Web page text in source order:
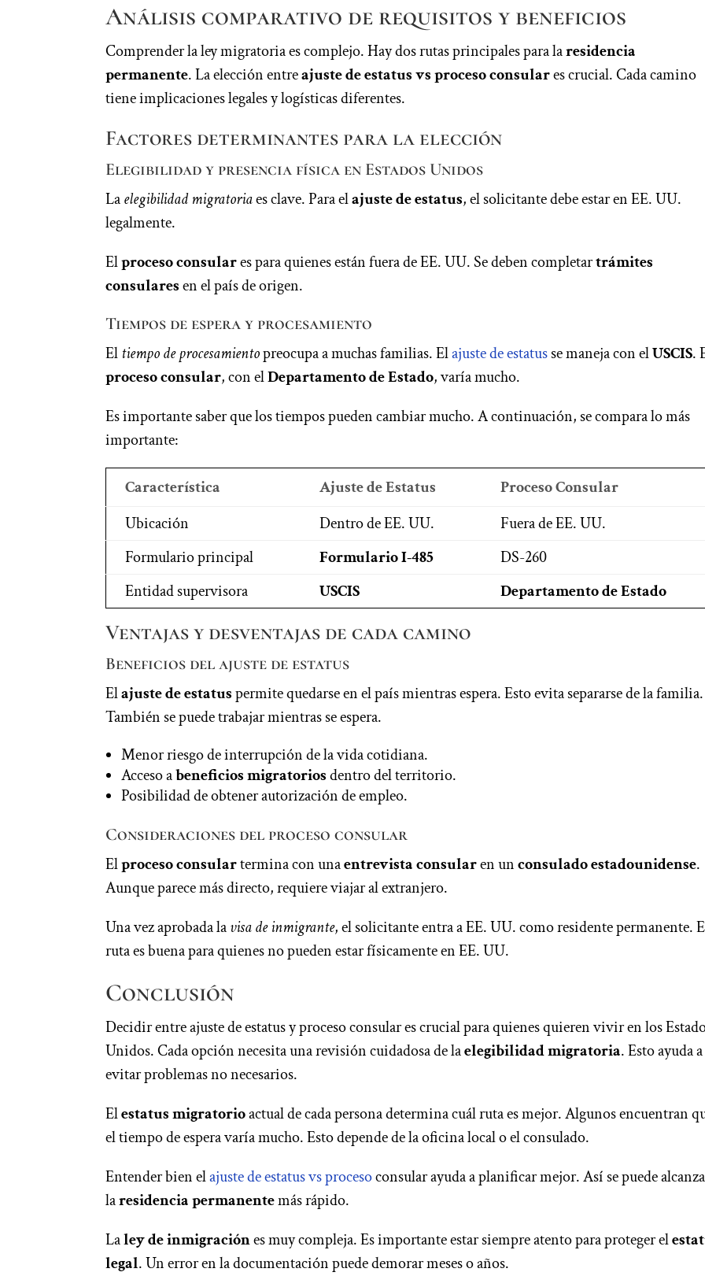
Análisis comparativo de requisitos y beneficios
Comprender la ley migratoria es complejo. Hay dos rutas principales para laresidencia
permanente. La elección entreajuste de estatus vs proceso consulares crucial. Cada camino
tiene implicaciones legales y logísticas diferentes.
Factores determinantes para la elección
Elegibilidad y presencia física en Estados Unidos
Laelegibilidad migratoriaes clave. Para elajuste de estatus, el solicitante debe estar en EE. UU.
legalmente.
Elproceso consulares para quienes están fuera de EE. UU. Se deben completartrámites
consularesen el país de origen.
Tiempos de espera y procesamiento
Eltiempo de procesamientopreocupa a muchas familias. Elajuste de estatusse maneja con elUSCIS.
proceso consular, con elDepartamento de Estado, varía mucho.
Es importante saber que los tiempos pueden cambiar mucho. A continuación, se compara lo más
importante:
Característica Ajuste de Estatus
Proceso Consular
Ubicación
Dentro de EE. UU.
Fuera de EE. UU.
Formulario principal
Formulario I-485
DS-260
Entidad supervisora
USCIS Departamento de Estado
Ventajas y desventajas de cada camino
Beneficios del ajuste de estatus
Elajuste de estatuspermite quedarse en el país mientras espera. Esto evita separarse de la familia.
También se puede trabajar mientras se espera.
Menor riesgo de interrupción de la vida cotidiana.
Acceso abeneficios migratoriosdentro del territorio.
Posibilidad de obtener autorización de empleo.
Consideraciones del proceso consular
Elproceso consulartermina con unaentrevista consularen unconsulado estadounidense.
Aunque parece más directo, requiere viajar al extranjero.
Una vez aprobada lavisa de inmigrante, el solicitante entra a EE. UU. como residente permanente.
ruta es buena para quienes no pueden estar físicamente en EE. UU.
Conclusión
Decidir entre ajuste de estatus y proceso consular es crucial para quienes quieren vivir en los
Unidos. Cada opción necesita una revisión cuidadosa de laelegibilidad migratoria. Esto ayuda a
evitar problemas no necesarios.
Elestatus migratorioactual de cada persona determina cuál ruta es mejor. Algunos encuentran
el tiempo de espera varía mucho. Esto depende de la oficina local o el consulado.
Entender bien elajuste de estatus vs procesoconsular ayuda a planificar mejor. Así se puede
laresidencia permanentemás rápido.
Laley de inmigraciónes muy compleja. Es importante estar siempre atento para proteger el
legal. Un error en la documentación puede demorar meses o años.